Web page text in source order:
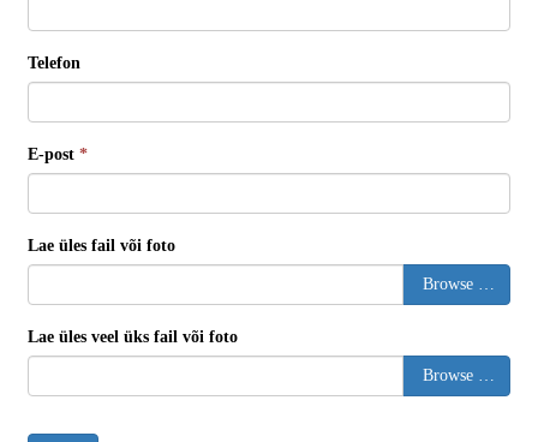
Telefon
E-post *
Lae üles fail või foto
Browse …
Lae üles veel üks fail või foto
Browse …